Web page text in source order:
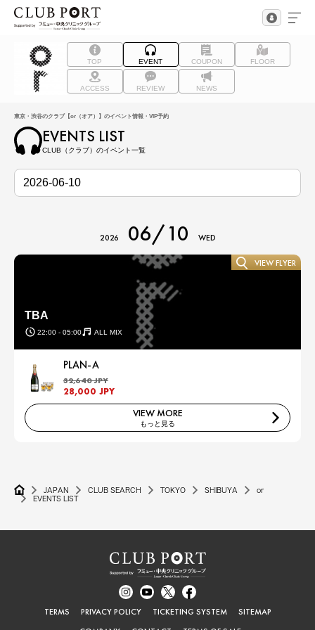
TOP EVENT COUPON FLOOR
ACCESS REVIEW NEWS
東京・渋谷のクラブ【or（オア）】のイベント情報・VIP予約
EVENTS LIST
CLUB（クラブ）のイベント一覧
2026 06/10 WED
TBA
22:00 - 05:00 ALL MIX
VIEW FLYER
PLAN-A
32,640 JPY
28,000 JPY
VIEW MORE
もっと見る
JAPAN CLUB SEARCH TOKYO SHIBUYA
or
EVENTS LIST
TERMS PRIVACY POLICY TICKETING SYSTEM
SITEMAP